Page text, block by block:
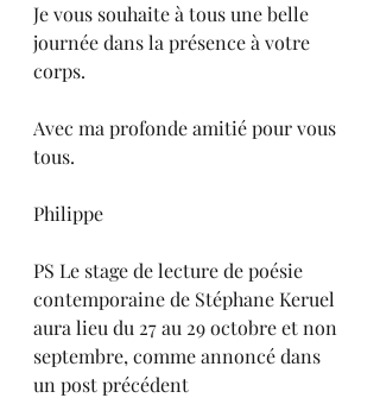
Je vous souhaite à tous une belle
journée dans la présence à votre
corps.
Avec ma profonde amitié pour vous
tous.
Philippe
PS Le stage de lecture de poésie
contemporaine de Stéphane Keruel
aura lieu du 27 au 29 octobre et non
septembre, comme annoncé dans
un post précédent